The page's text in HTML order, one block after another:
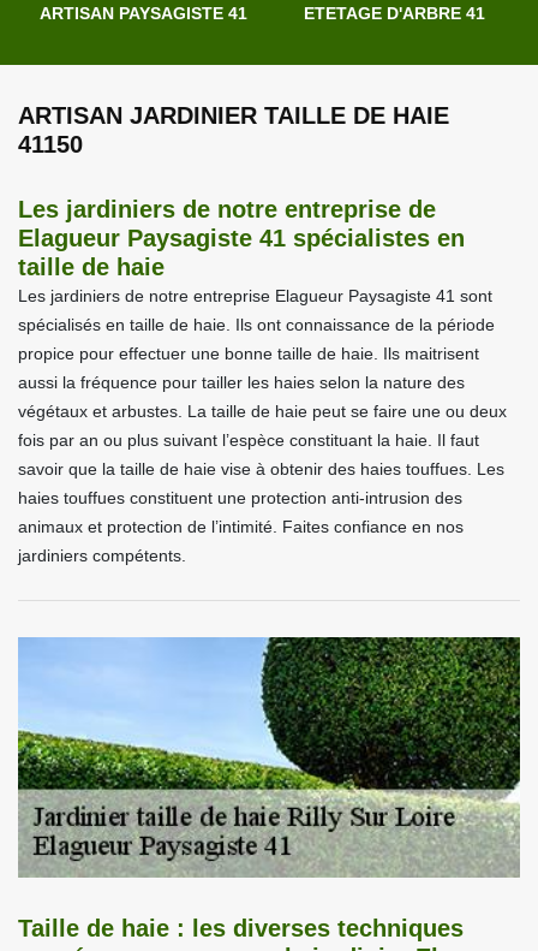
ARTISAN PAYSAGISTE 41 ETETAGE D'ARBRE 41
ARTISAN JARDINIER TAILLE DE HAIE
41150
Les jardiniers de notre entreprise de
Elagueur Paysagiste 41 spécialistes en
taille de haie
Les jardiniers de notre entreprise Elagueur Paysagiste 41 sont
spécialisés en taille de haie. Ils ont connaissance de la période
propice pour effectuer une bonne taille de haie. Ils maitrisent
aussi la fréquence pour tailler les haies selon la nature des
végétaux et arbustes. La taille de haie peut se faire une ou deux
fois par an ou plus suivant l’espèce constituant la haie. Il faut
savoir que la taille de haie vise à obtenir des haies touffues. Les
haies touffues constituent une protection anti-intrusion des
animaux et protection de l’intimité. Faites confiance en nos
jardiniers compétents.
Taille de haie : les diverses techniques